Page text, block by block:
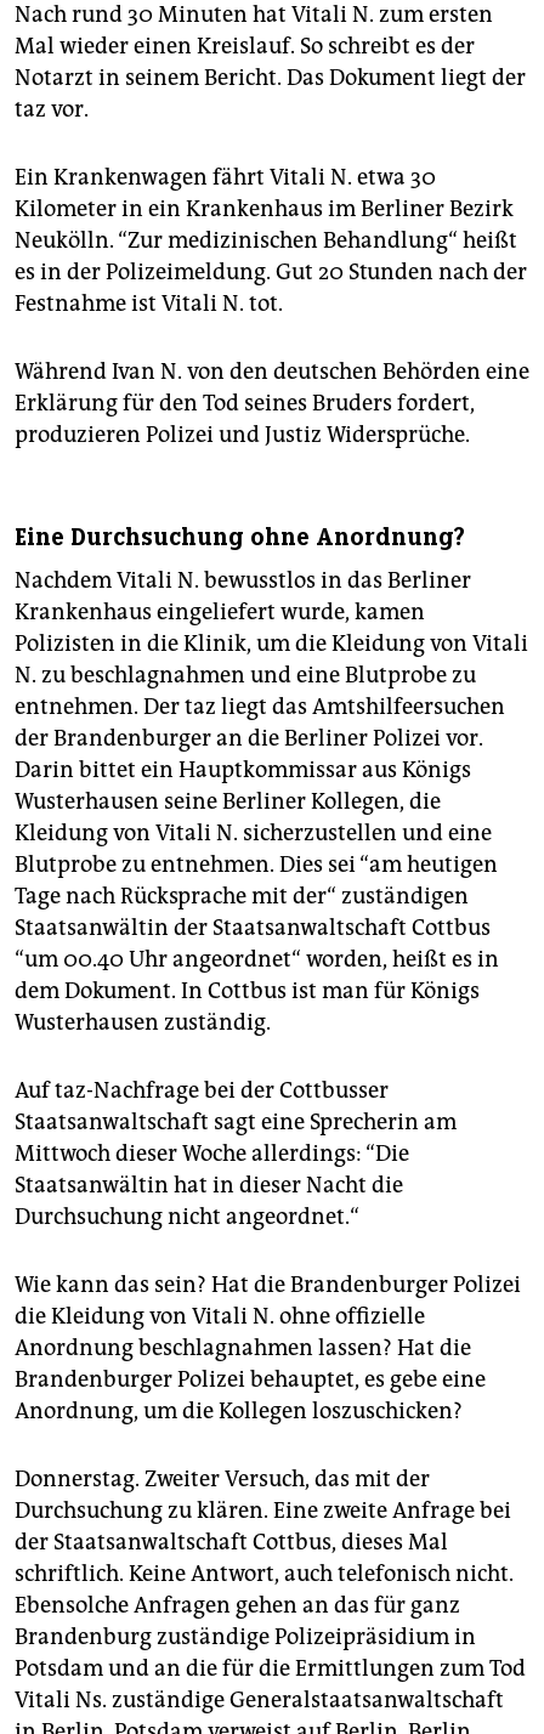
Nach rund 30 Minuten hat Vitali N. zum ersten
Mal wieder einen Kreislauf. So schreibt es der
Notarzt in seinem Bericht. Das Dokument liegt der
taz vor.
Ein Krankenwagen fährt Vitali N. etwa 30
Kilometer in ein Krankenhaus im Berliner Bezirk
Neukölln. “Zur medizinischen Behandlung“ heißt
es in der Polizeimeldung. Gut 20 Stunden nach der
Festnahme ist Vitali N. tot.
Während Ivan N. von den deutschen Behörden eine
Erklärung für den Tod seines Bruders fordert,
produzieren Polizei und Justiz Widersprüche.
Eine Durchsuchung ohne Anordnung?
Nachdem Vitali N. bewusstlos in das Berliner
Krankenhaus eingeliefert wurde, kamen
Polizisten in die Klinik, um die Kleidung von Vitali
N. zu beschlagnahmen und eine Blutprobe zu
entnehmen. Der taz liegt das Amtshilfeersuchen
der Brandenburger an die Berliner Polizei vor.
Darin bittet ein Hauptkommissar aus Königs
Wusterhausen seine Berliner Kollegen, die
Kleidung von Vitali N. sicherzustellen und eine
Blutprobe zu entnehmen. Dies sei “am heutigen
Tage nach Rücksprache mit der“ zuständigen
Staatsanwältin der Staatsanwaltschaft Cottbus
“um 00.40 Uhr angeordnet“ worden, heißt es in
dem Dokument. In Cottbus ist man für Königs
Wusterhausen zuständig.
Auf taz-Nachfrage bei der Cottbusser
Staatsanwaltschaft sagt eine Sprecherin am
Mittwoch dieser Woche allerdings: “Die
Staatsanwältin hat in dieser Nacht die
Durchsuchung nicht angeordnet.“
Wie kann das sein? Hat die Brandenburger Polizei
die Kleidung von Vitali N. ohne offizielle
Anordnung beschlagnahmen lassen? Hat die
Brandenburger Polizei behauptet, es gebe eine
Anordnung, um die Kollegen loszuschicken?
Donnerstag. Zweiter Versuch, das mit der
Durchsuchung zu klären. Eine zweite Anfrage bei
der Staatsanwaltschaft Cottbus, dieses Mal
schriftlich. Keine Antwort, auch telefonisch nicht.
Ebensolche Anfragen gehen an das für ganz
Brandenburg zuständige Polizeipräsidium in
Potsdam und an die für die Ermittlungen zum Tod
Vitali Ns. zuständige Generalstaatsanwaltschaft